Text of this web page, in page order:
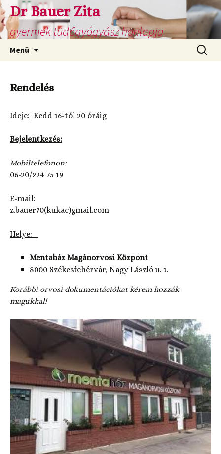
Dr Bauer Zita
gyermek tüdőgyógyász honlapja
Menü
Rendelés
Ideje: Kedd 16-tól 20 óráig
Bejelentkezés:
Mobiltelefonon:
06-20/224 75 19
E-mail:
z.bauer70(kukac)gmail.com
Helye:
Mentaház Magánorvosi Központ
8000 Székesfehérvár, Nagy László u. 1.
Korábbi orvosi dokumentációkat kérem hozzák
magukkal!